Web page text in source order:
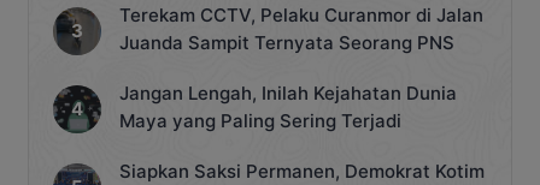
Terekam CCTV, Pelaku Curanmor di Jalan
Juanda Sampit Ternyata Seorang PNS
Jangan Lengah, Inilah Kejahatan Dunia
Maya yang Paling Sering Terjadi
Siapkan Saksi Permanen, Demokrat Kotim